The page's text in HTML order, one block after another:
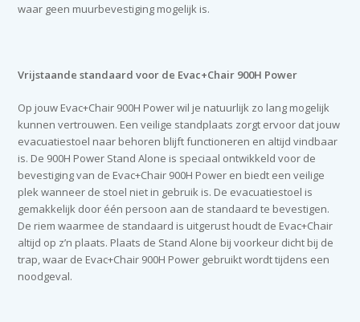
waar geen muurbevestiging mogelijk is.
Vrijstaande standaard voor de Evac+Chair 900H Power
Op jouw Evac+Chair 900H Power wil je natuurlijk zo lang mogelijk
kunnen vertrouwen. Een veilige standplaats zorgt ervoor dat jouw
evacuatiestoel naar behoren blijft functioneren en altijd vindbaar
is. De 900H Power Stand Alone is speciaal ontwikkeld voor de
bevestiging van de Evac+Chair 900H Power en biedt een veilige
plek wanneer de stoel niet in gebruik is. De evacuatiestoel is
gemakkelijk door één persoon aan de standaard te bevestigen.
De riem waarmee de standaard is uitgerust houdt de Evac+Chair
altijd op z’n plaats. Plaats de Stand Alone bij voorkeur dicht bij de
trap, waar de Evac+Chair 900H Power gebruikt wordt tijdens een
noodgeval.